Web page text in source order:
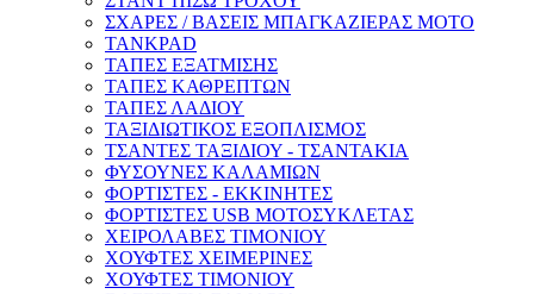
ΣΧΑΡΕΣ / ΒΑΣΕΙΣ ΜΠΑΓΚΑΖΙΕΡΑΣ ΜΟΤΟ
TANKPAD
ΤΑΠΕΣ ΕΞΑΤΜΙΣΗΣ
ΤΑΠΕΣ ΚΑΘΡΕΠΤΩΝ
ΤΑΠΕΣ ΛΑΔΙΟΥ
ΤΑΞΙΔΙΩΤΙΚΟΣ ΕΞΟΠΛΙΣΜΟΣ
ΤΣΑΝΤΕΣ ΤΑΞΙΔΙΟΥ - ΤΣΑΝΤΑΚΙΑ
ΦΥΣΟΥΝΕΣ ΚΑΛΑΜΙΩΝ
ΦΟΡΤΙΣΤΕΣ - ΕΚΚΙΝΗΤΕΣ
ΦΟΡΤΙΣΤΕΣ USB ΜΟΤΟΣΥΚΛΕΤΑΣ
ΧΕΙΡΟΛΑΒΕΣ ΤΙΜΟΝΙΟΥ
ΧΟΥΦΤΕΣ ΧΕΙΜΕΡΙΝΕΣ
ΧΟΥΦΤΕΣ ΤΙΜΟΝΙΟΥ